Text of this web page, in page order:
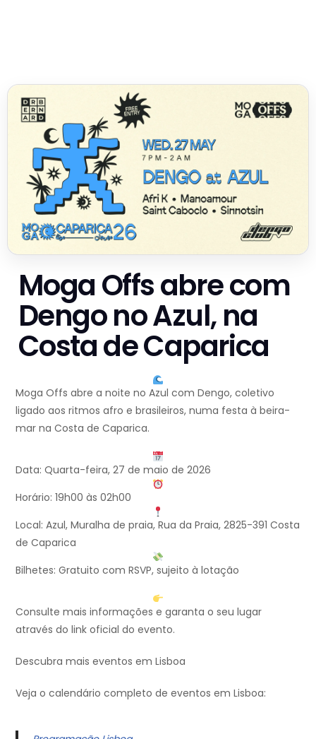
Moga Offs abre com
Dengo no Azul, na
Costa de Caparica
Moga Offs abre a noite no Azul com Dengo, coletivo
ligado aos ritmos afro e brasileiros, numa festa à beira-
mar na Costa de Caparica.
Data: Quarta-feira, 27 de maio de 2026
Horário: 19h00 às 02h00
Local: Azul, Muralha de praia, Rua da Praia, 2825-391 Costa
de Caparica
Bilhetes: Gratuito com RSVP, sujeito à lotação
Consulte mais informações e garanta o seu lugar
através do link oficial do evento.
Descubra mais eventos em Lisboa
Veja o calendário completo de eventos em Lisboa: